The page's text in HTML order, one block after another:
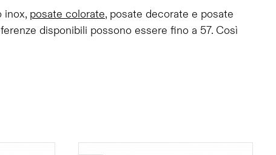
inox, posate colorate, posate decorate e posate
disponibili possono essere fino a 57. Così